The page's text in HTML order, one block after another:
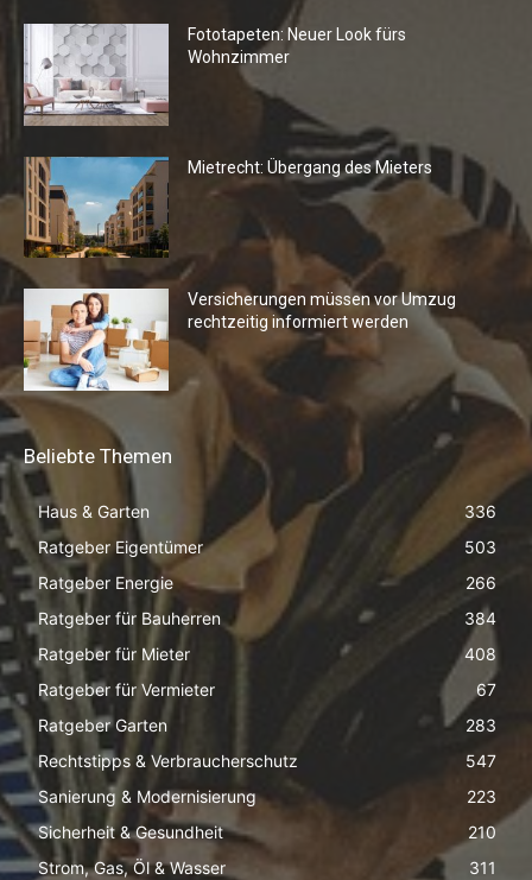
Fototapeten: Neuer Look fürs
Wohnzimmer
Mietrecht: Übergang des Mieters
Versicherungen müssen vor Umzug
rechtzeitig informiert werden
Beliebte Themen
Haus & Garten
336
Ratgeber Eigentümer
503
Ratgeber Energie
266
Ratgeber für Bauherren
384
Ratgeber für Mieter
408
Ratgeber für Vermieter
67
Ratgeber Garten
283
Rechtstipps & Verbraucherschutz
547
Sanierung & Modernisierung
223
Sicherheit & Gesundheit
210
Strom, Gas, Öl & Wasser
311